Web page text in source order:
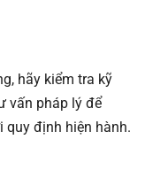
hãy kiểm tra kỹ
vấn pháp lý để
quy định hiện hành.